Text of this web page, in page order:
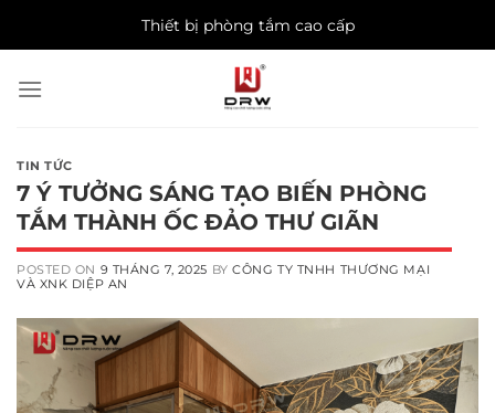
Thiết bị phòng tắm cao cấp
TIN TỨC
7 Ý TƯỞNG SÁNG TẠO BIẾN PHÒNG
TẮM THÀNH ỐC ĐẢO THƯ GIÃN
POSTED ON 9 THÁNG 7, 2025 BYCÔNG TY TNHH THƯƠNG MẠI
VÀ XNK DIỆP AN